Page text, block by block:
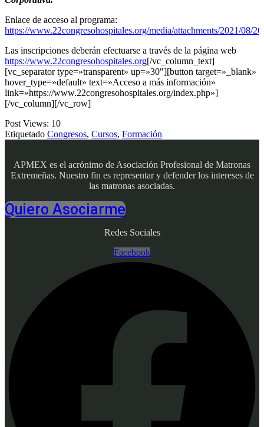
Enlace de acceso al programa:
https://www.22congresohospitales.org/media/attachments/2021/08/
Las inscripciones deberán efectuarse a través de la página web
https://www.22congresohospitales.org[/vc_column_text]
[vc_separator type=»transparent» up=»30″][button target=»_blank»
hover_type=»default» text=»Acceso a más información»
link=»https://www.22congresohospitales.org/index.php»]
[/vc_column][/vc_row]
Post Views: 10
Etiquetado Congresos, Cursos, Formación
APMEX es el acrónimo de Asociación Profesional de Matronas
Extremeñas. Nuestro fin es representar y defender los intereses de
las matronas asociadas.
Quiero Asociarme
Redes Sociales
Facebook